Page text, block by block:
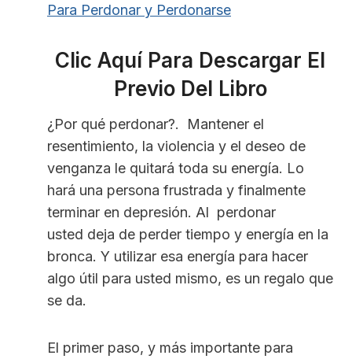
Para Perdonar y Perdonarse
Clic Aquí Para Descargar El
Previo Del Libro
¿Por qué perdonar?. Mantener el
resentimiento, la violencia y el deseo de
venganza le quitará toda su energía. Lo
hará una persona frustrada y finalmente
terminar en depresión. Al perdonar
usted deja de perder tiempo y energía en la
bronca. Y utilizar esa energía para hacer
algo útil para usted mismo, es un regalo que
se da.
El primer paso, y más importante para